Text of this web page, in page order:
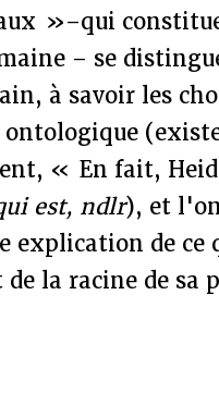
»–qui
– se
à savoir les
ontologique
« En fait,
est, ndlr), et
de ce
la racine de sa